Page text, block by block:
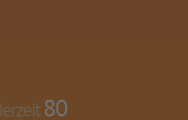
80